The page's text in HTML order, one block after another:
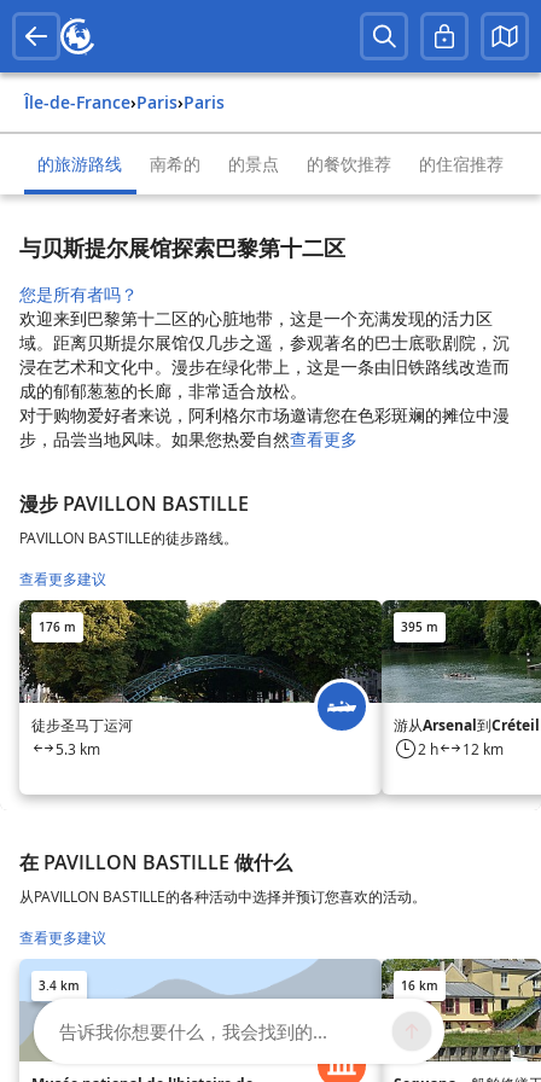
Île-de-France› Paris› Paris
的旅游路线 南希的 的景点 的餐饮推荐 的住宿推荐
与贝斯提尔展馆探索巴黎第十二区
您是所有者吗？
欢迎来到巴黎第十二区的心脏地带，这是一个充满发现的活力区
域。距离贝斯提尔展馆仅几步之遥，参观著名的巴士底歌剧院，沉
浸在艺术和文化中。漫步在绿化带上，这是一条由旧铁路线改造而
成的郁郁葱葱的长廊，非常适合放松。
对于购物爱好者来说，阿利格尔市场邀请您在色彩斑斓的摊位中漫
步，品尝当地风味。如果您热爱自然查看更多
漫步 PAVILLON BASTILLE
PAVILLON BASTILLE的徒步路线。
查看更多建议
176 m
徒步圣马丁运河
5.3 km
395 m
游从Arsenal到Créteil
2 h 12 km
在 PAVILLON BASTILLE 做什么
从PAVILLON BASTILLE的各种活动中选择并预订您喜欢的活动。
查看更多建议
3.4 km 16 km
告诉我你想要什么，我会找到的...